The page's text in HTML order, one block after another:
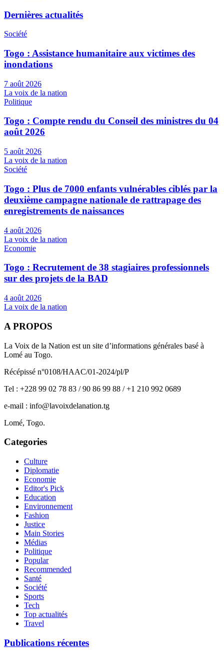
Dernières actualités
Société
Togo : Assistance humanitaire aux victimes des
inondations
7 août 2026
La voix de la nation
Politique
Togo : Compte rendu du Conseil des ministres du 04
août 2026
5 août 2026
La voix de la nation
Société
Togo : Plus de 7000 enfants vulnérables ciblés par la
deuxième campagne nationale de rattrapage des
enregistrements de naissances
4 août 2026
La voix de la nation
Economie
Togo : Recrutement de 38 stagiaires professionnels
sur des projets de la BAD
4 août 2026
La voix de la nation
A PROPOS
La Voix de la Nation est un site d’informations générales basé à
Lomé au Togo.
Récépissé n°0108/HAAC/01-2024/pl/P
Tel : +228 99 02 78 83 / 90 86 99 88 / +1 210 992 0689
e-mail : info@lavoixdelanation.tg
Lomé, Togo.
Categories
Culture
Diplomatie
Economie
Editor's Pick
Education
Environnement
Fashion
Justice
Main Stories
Médias
Politique
Popular
Recommended
Santé
Société
Sports
Tech
Top actualités
Travel
Publications récentes